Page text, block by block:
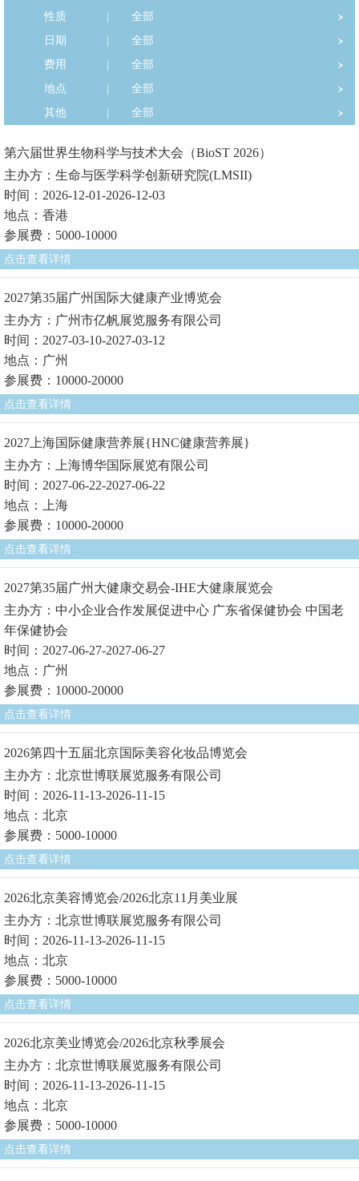
性质
全部
日期
全部
费用
全部
地点
全部
其他
全部
第六届世界生物科学与技术大会（BioST 2026）
主办方：生命与医学科学创新研究院(LMSII)
时间：2026-12-01-2026-12-03
地点：香港
参展费：5000-10000
点击查看详情
2027第35届广州国际大健康产业博览会
主办方：广州市亿帆展览服务有限公司
时间：2027-03-10-2027-03-12
地点：广州
参展费：10000-20000
点击查看详情
2027上海国际健康营养展{HNC健康营养展}
主办方：上海博华国际展览有限公司
时间：2027-06-22-2027-06-22
地点：上海
参展费：10000-20000
点击查看详情
2027第35届广州大健康交易会-IHE大健康展览会
主办方：中小企业合作发展促进中心 广东省保健协会 中国老
年保健协会
时间：2027-06-27-2027-06-27
地点：广州
参展费：10000-20000
点击查看详情
2026第四十五届北京国际美容化妆品博览会
主办方：北京世博联展览服务有限公司
时间：2026-11-13-2026-11-15
地点：北京
参展费：5000-10000
点击查看详情
2026北京美容博览会/2026北京11月美业展
主办方：北京世博联展览服务有限公司
时间：2026-11-13-2026-11-15
地点：北京
参展费：5000-10000
点击查看详情
2026北京美业博览会/2026北京秋季展会
主办方：北京世博联展览服务有限公司
时间：2026-11-13-2026-11-15
地点：北京
参展费：5000-10000
点击查看详情